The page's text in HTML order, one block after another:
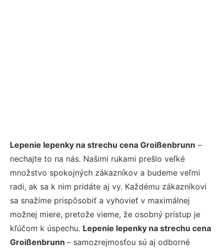
Lepenie lepenky na strechu cena Groißenbrunn –
nechajte to na nás. Našimi rukami prešlo veľké
množstvo spokojných zákazníkov a budeme veľmi
radi, ak sa k nim pridáte aj vy. Každému zákazníkovi
sa snažíme prispôsobiť a vyhovieť v maximálnej
možnej miere, pretože vieme, že osobný prístup je
kľúčom k úspechu. Lepenie lepenky na strechu cena
Groißenbrunn – samozrejmosťou sú aj odborné